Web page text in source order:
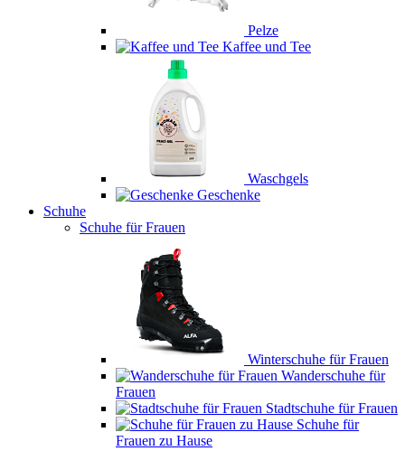
Pelze
Kaffee und Tee
Waschgels
Geschenke
Schuhe
Schuhe für Frauen
Winterschuhe für Frauen
Wanderschuhe für
Frauen
Stadtschuhe für Frauen
Schuhe für
Frauen zu Hause